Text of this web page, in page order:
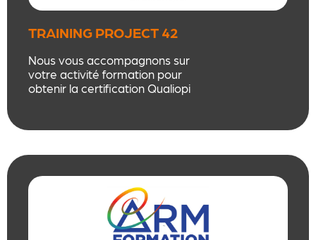
TRAINING PROJECT 42
Nous vous accompagnons sur
votre activité formation pour
obtenir la certification Qualiopi
qualité.